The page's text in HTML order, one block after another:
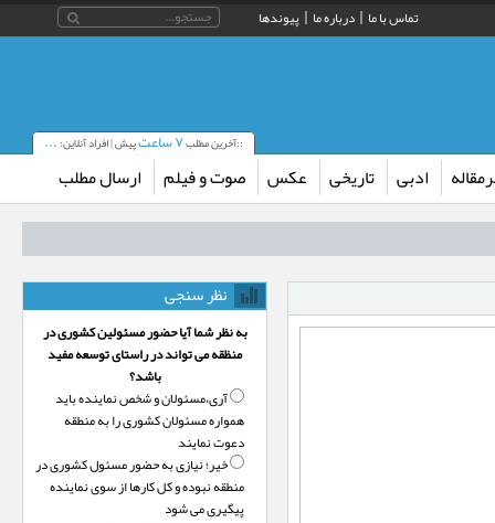
تماس با ما درباره ما پیوندها
::آخرین مطلب۷ ساعت پیش | افراد آنلاین:...
ادبی تاریخی عکس صوت و فیلم ارسال مطلب
نظر سنجی
به نظر شما آیا حضور مسئولین کشوری در
منظقه می تواند در راستای توسعه مفید
باشد؟
آری،‌مسئولان و شخص نماینده باید
همواره مسئولان کشوری را به منطقه
دعوت نمایند
خیر؛‌ نیازی به حضور مسئول کشوری در
منطقه نبوده و کل کارها از سوی نماینده
پیگیری می شود